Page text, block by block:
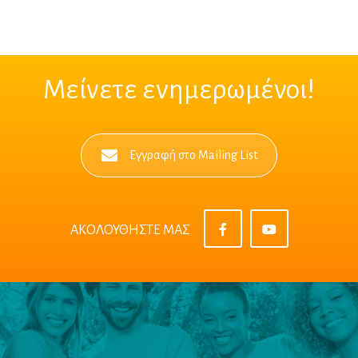
Μείνετε ενημερωμένοι!
Εγγραφή στο Mailing List
ΑΚΟΛΟΥΘΗΣΤΕ ΜΑΣ